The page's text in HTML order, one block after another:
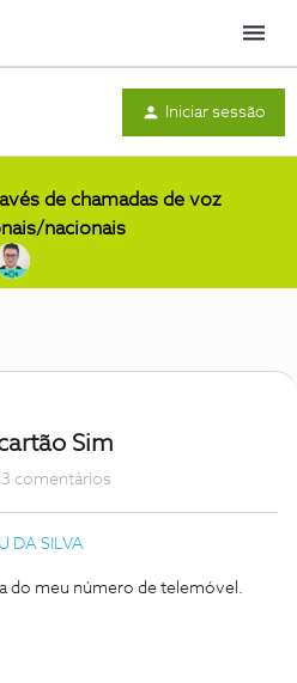
Menu
Iniciar sessão
de chamadas de voz
nacionais
Sim
3 comentários
DA SILVA
do meu número de telemóvel.